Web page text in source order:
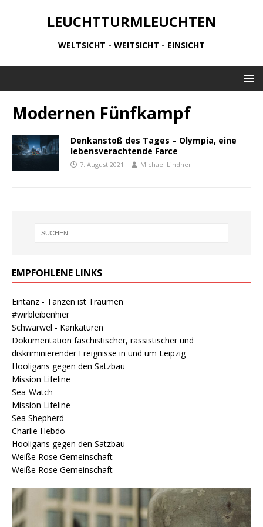
LEUCHTTURMLEUCHTEN
WELTSICHT - WEITSICHT - EINSICHT
Modernen Fünfkampf
Denkanstoß des Tages – Olympia, eine
lebensverachtende Farce
7. August 2021 Michael Lindner
EMPFOHLENE LINKS
Eintanz - Tanzen ist Träumen
#wirbleibenhier
Schwarwel - Karikaturen
Dokumentation faschistischer, rassistischer und
diskriminierender Ereignisse in und um Leipzig
Hooligans gegen den Satzbau
Mission Lifeline
Sea-Watch
Mission Lifeline
Sea Shepherd
Charlie Hebdo
Hooligans gegen den Satzbau
Weiße Rose Gemeinschaft
Weiße Rose Gemeinschaft